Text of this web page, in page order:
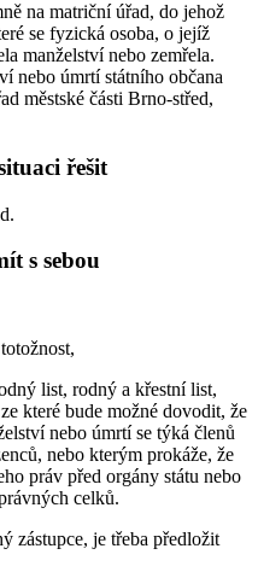
na matriční úřad, do jehož
se fyzická osoba, o jejíž
manželství nebo zemřela.
nebo úmrtí státního občana
městské části Brno-střed,
řešit
s sebou
list, rodný a křestní list,
které bude možné dovodit, že
nebo úmrtí se týká členů
nebo kterým prokáže, že
práv před orgány státu nebo
celků.
zástupce, je třeba předložit